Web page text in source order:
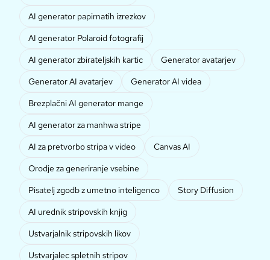
AI generator papirnatih izrezkov
AI generator Polaroid fotografij
AI generator zbirateljskih kartic
Generator avatarjev
Generator AI avatarjev
Generator AI videa
Brezplačni AI generator mange
AI generator za manhwa stripe
AI za pretvorbo stripa v video
Canvas AI
Orodje za generiranje vsebine
Pisatelj zgodb z umetno inteligenco
Story Diffusion
AI urednik stripovskih knjig
Ustvarjalnik stripovskih likov
Ustvarjalec spletnih stripov